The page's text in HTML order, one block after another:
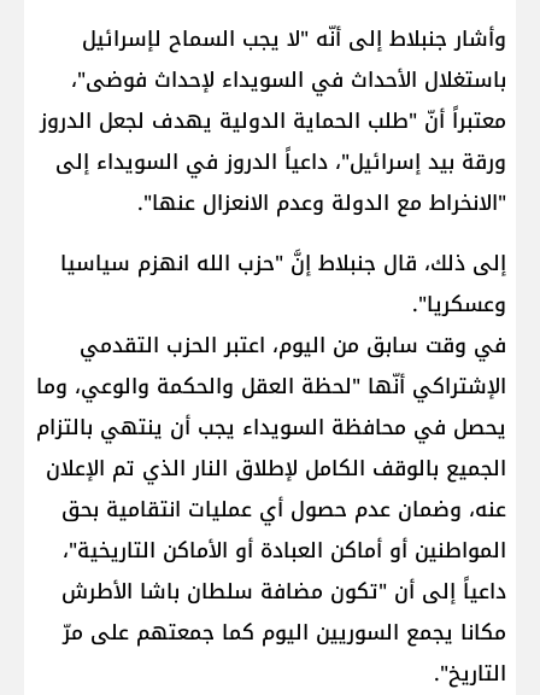
وأشار جنبلاط إلى أنّه "لا يجب السماح ل​إسرائيل​
باستغلال الأحداث في السويداء لإحداث فوضى"،
معتبراً أنّ "طلب الحماية الدولية يهدف لجعل الدروز
ورقة بيد إسرائيل"، داعياً الدروز في السويداء إلى
"الانخراط مع الدولة وعدم الانعزال عنها".
إلى ذلك، قال جنبلاط إنَّ "​حزب الله​ انهزم سياسيا
وعسكريا".
في وقت سابق من اليوم، اعتبر الحزب التقدمي
الإشتراكي أنّها "لحظة العقل والحكمة والوعي، وما
يحصل في محافظة السويداء يجب أن ينتهي بالتزام
الجميع بالوقف الكامل لإطلاق النار الذي تم الإعلان
عنه، وضمان عدم حصول أي عمليات انتقامية بحق
المواطنين أو أماكن العبادة أو الأماكن التاريخية"،
داعياً إلى أن "تكون مضافة سلطان باشا الأطرش
مكانا يجمع السوريين اليوم كما جمعتهم على مرّ
التاريخ".